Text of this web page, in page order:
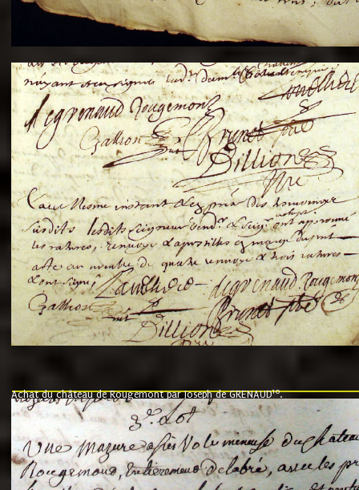
Achat du château de Rougemont par Joseph de GRENAUD10.
"l'an mil six cent soixante treze le ving neuvième jour du mois de
nommé fut présent Messire Claude Guillaume de Moyriat chevalier baron
vend, purement simplement et irrevocablement a monseigneur monsieur
et chavannes conseiller du roy au parlement de Bourgogne, present et